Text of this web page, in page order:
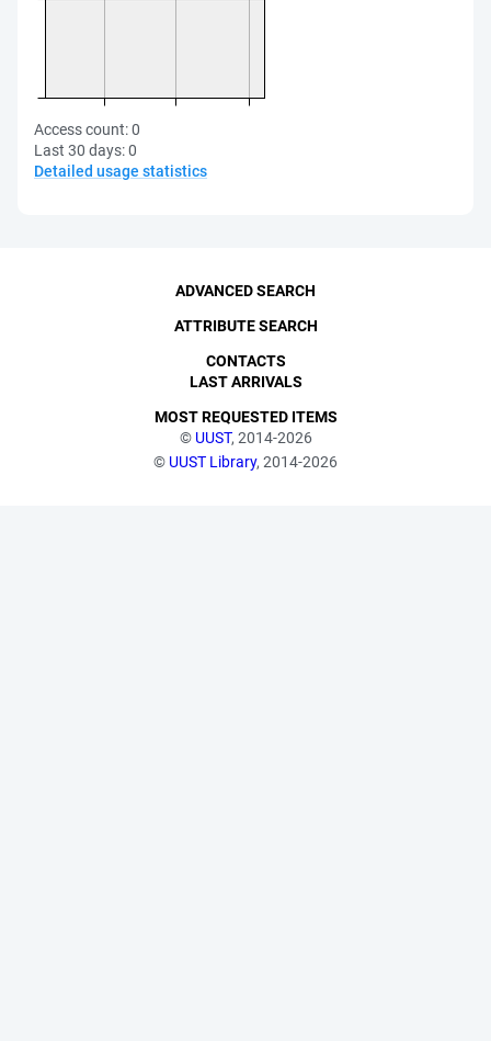
Access count:0
Last 30 days:0
Detailed usage statistics
© UUST, 2014-2026
© UUST Library, 2014-2026
ADVANCED SEARCH
ATTRIBUTE SEARCH
CONTACTS
LAST ARRIVALS
MOST REQUESTED ITEMS